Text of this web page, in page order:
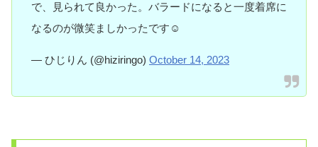
で、見られて良かった。バラードになると一度着席に
なるのが微笑ましかったです☺️
— ひじりん (@hiziringo) October 14, 2023